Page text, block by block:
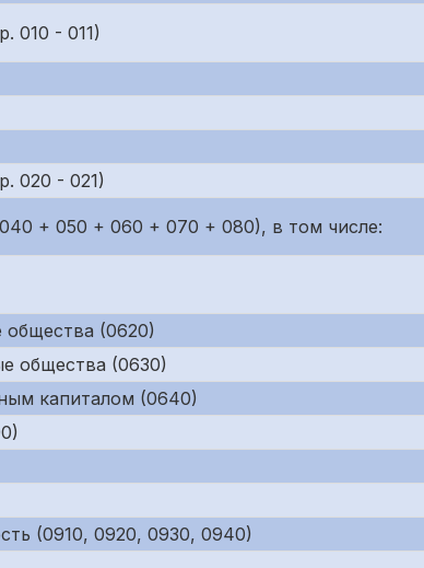
010 - 011)
020 - 021)
+ 050 + 060 + 070 + 080), в том числе:
общества (0620)
общества (0630)
капиталом (0640)
(0910, 0920, 0930, 0940)